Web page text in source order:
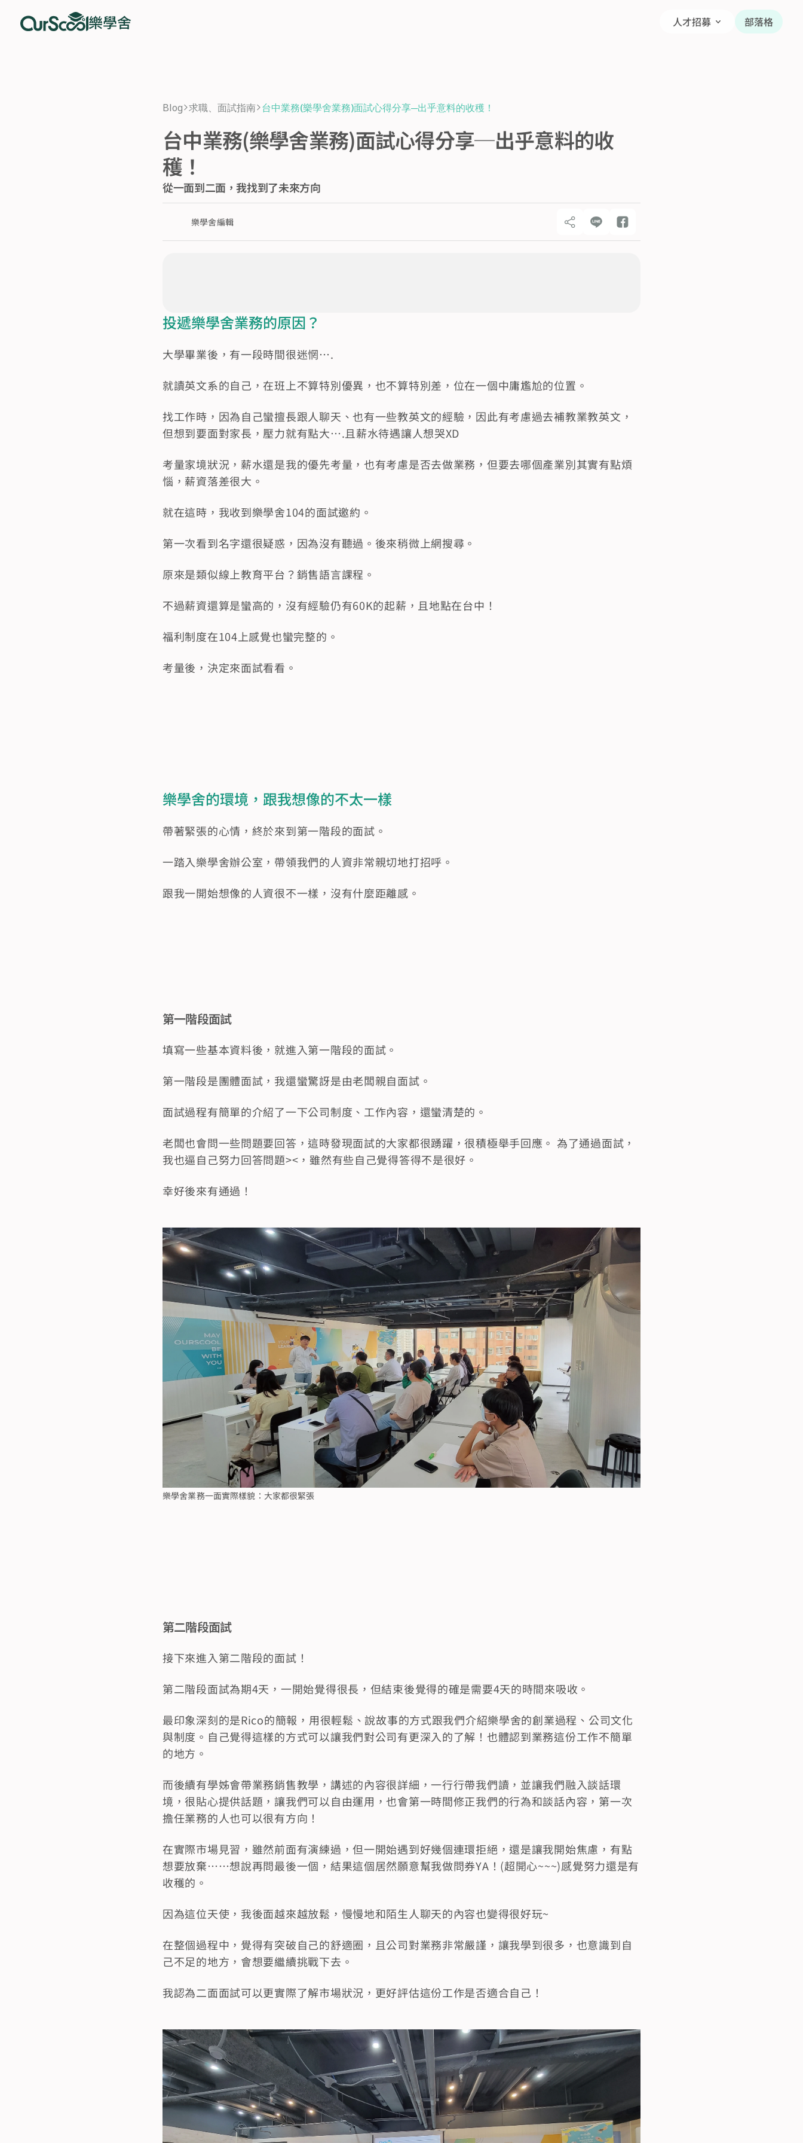
樂學舍 人才招募 部落格
Blog>求職、面試指南>台中業務(樂學舍業務)面試心得分享─出乎意料的收穫！
台中業務(樂學舍業務)面試心得分享─出乎意料的收
穫！
從一面到二面，我找到了未來方向
樂學舍編輯
投遞樂學舍業務的原因？
大學畢業後，有一段時間很迷惘….
就讀英文系的自己，在班上不算特別優異，也不算特別差，位在一個中庸尷尬的位置。
找工作時，因為自己蠻擅長跟人聊天、也有一些教英文的經驗，因此有考慮過去補教業教英文，
但想到要面對家長，壓力就有點大….且薪水待遇讓人想哭XD
考量家境狀況，薪水還是我的優先考量，也有考慮是否去做業務，但要去哪個產業別其實有點煩
惱，薪資落差很大。
就在這時，我收到樂學舍104的面試邀約。
第一次看到名字還很疑惑，因為沒有聽過。後來稍微上網搜尋。
原來是類似線上教育平台？銷售語言課程。
不過薪資還算是蠻高的，沒有經驗仍有60K的起薪，且地點在台中！
福利制度在104上感覺也蠻完整的。
考量後，決定來面試看看。
樂學舍的環境，跟我想像的不太一樣
帶著緊張的心情，終於來到第一階段的面試。
一踏入樂學舍辦公室，帶領我們的人資非常親切地打招呼。
跟我一開始想像的人資很不一樣，沒有什麼距離感。
第一階段面試
填寫一些基本資料後，就進入第一階段的面試。
第一階段是團體面試，我還蠻驚訝是由老闆親自面試。
面試過程有簡單的介紹了一下公司制度、工作內容，還蠻清楚的。
老闆也會問一些問題要回答，這時發現面試的大家都很踴躍，很積極舉手回應。 為了通過面試，
我也逼自己努力回答問題><，雖然有些自己覺得答得不是很好。
幸好後來有通過！
樂學舍業務一面實際樣貌：大家都很緊張
第二階段面試
接下來進入第二階段的面試！
第二階段面試為期4天，一開始覺得很長，但結束後覺得的確是需要4天的時間來吸收。
最印象深刻的是Rico的簡報，用很輕鬆、說故事的方式跟我們介紹樂學舍的創業過程、公司文化
與制度。自己覺得這樣的方式可以讓我們對公司有更深入的了解！也體認到業務這份工作不簡單
的地方。
而後續有學姊會帶業務銷售教學，講述的內容很詳細，一行行帶我們讀，並讓我們融入談話環
境，很貼心提供話題，讓我們可以自由運用，也會第一時間修正我們的行為和談話內容，第一次
擔任業務的人也可以很有方向！
在實際市場見習，雖然前面有演練過，但一開始遇到好幾個連環拒絕，還是讓我開始焦慮，有點
想要放棄……想說再問最後一個，結果這個居然願意幫我做問券YA！(超開心~~~)感覺努力還是有
收穫的。
因為這位天使，我後面越來越放鬆，慢慢地和陌生人聊天的內容也變得很好玩~
在整個過程中，覺得有突破自己的舒適圈，且公司對業務非常嚴謹，讓我學到很多，也意識到自
己不足的地方，會想要繼續挑戰下去。
我認為二面面試可以更實際了解市場狀況，更好評估這份工作是否適合自己！